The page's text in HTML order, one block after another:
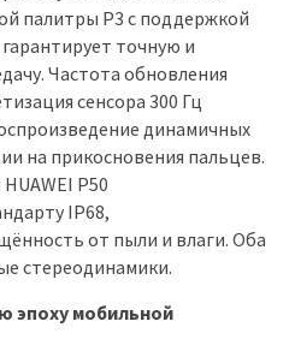
палитры P3 с поддержкой
точную и
Частота обновления
сенсора 300 Гц
динамичных
на прикосновения пальцев.
P50
IP68,
от пыли и влаги. Оба
стереодинамики.
эпоху мобильной